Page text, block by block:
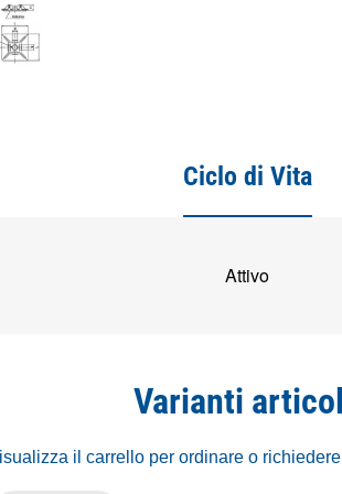
Ciclo di Vita
Attivo
Varianti
il carrello per ordinare o